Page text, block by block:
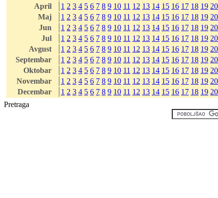
April
1 2 3 4 5 6 7 8 9 10 11 12 13 14 15 16 17 18 19 20
Maj
1 2 3 4 5 6 7 8 9 10 11 12 13 14 15 16 17 18 19 20
Jun
1 2 3 4 5 6 7 8 9 10 11 12 13 14 15 16 17 18 19 20
Jul
1 2 3 4 5 6 7 8 9 10 11 12 13 14 15 16 17 18 19 20
Avgust
1 2 3 4 5 6 7 8 9 10 11 12 13 14 15 16 17 18 19 20
Septembar
1 2 3 4 5 6 7 8 9 10 11 12 13 14 15 16 17 18 19 20
Oktobar
1 2 3 4 5 6 7 8 9 10 11 12 13 14 15 16 17 18 19 20
Novembar
1 2 3 4 5 6 7 8 9 10 11 12 13 14 15 16 17 18 19 20
Decembar
1 2 3 4 5 6 7 8 9 10 11 12 13 14 15 16 17 18 19 20
Pretraga